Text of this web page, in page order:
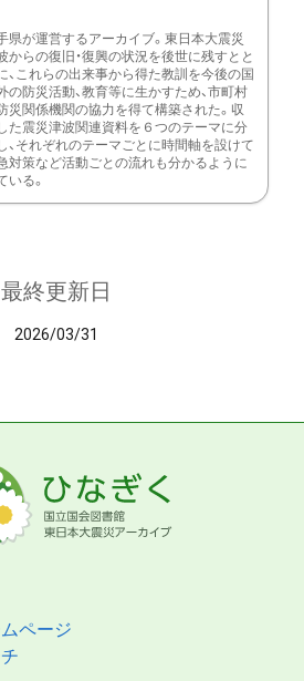
県が運営するアーカイブ。東日本大震災
からの復旧・復興の状況を後世に残すとと
、これらの出来事から得た教訓を今後の国
の防災活動、教育等に生かすため、市町村
災関係機関の協力を得て構築された。収
た震災津波関連資料を６つのテーマに分
、それぞれのテーマごとに時間軸を設けて
対策など活動ごとの流れも分かるように
いる。
最終更新日
2026/03/31
ページ